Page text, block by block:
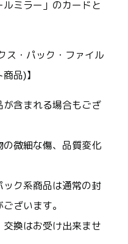
ミラー」のカードと
ス・パック・ファイル
品)】
が含まれる場合もござ
微細な傷、品質変化
ック系商品は通常の封
ざいます。
換はお受け出来ませ